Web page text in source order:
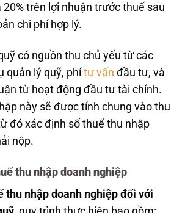
trên lợi nhuận trước thuế sau
chi phí hợp lý.
có nguồn thu chủ yếu từ các
quản lý quỹ, phítư vấn đầu tư, và
từ hoạt động đầu tư tài chính.
này sẽ được tính chung vào thu
đó xác định số thuế thu nhập
nộp.
thu nhập doanh nghiệp
thu nhập doanh nghiệp đối với